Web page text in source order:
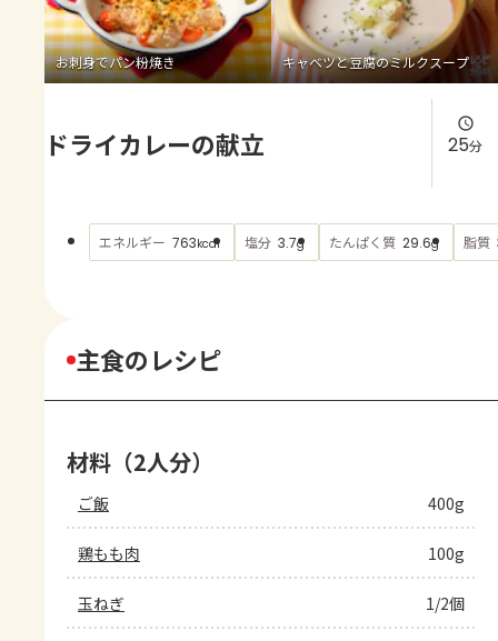
よくあるお問い合わせ
お買い物
AJINOMOTO PARK とは
お刺身でパン粉焼き キャベツと豆腐のミルクスープ
ドライカレーの献立 25分
エネルギー 763kcal 塩分 3.7g たんぱく質 29.6g 脂質
主食のレシピ
材料（2人分）
ご飯 400g
鶏もも肉 100g
玉ねぎ 1/2個